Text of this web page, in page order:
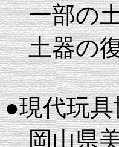
一部の土
土器の復
●現代玩
岡山県美